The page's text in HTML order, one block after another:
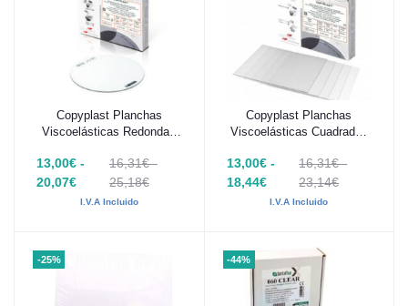
Añadir al carrito
Copyplast Planchas
Viscoelásticas Redondas
13,00€ -
20,07€
16,31€ -
25,18€
I.V.A Incluido
Añadir al carrito
Copyplast Planchas
Viscoelásticas Cuadradas
13,00€ -
18,44€
16,31€ -
23,14€
I.V.A Incluido
-25% -44%